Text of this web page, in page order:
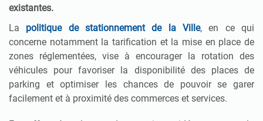
existantes.
La
politique de stationnement de la Ville, en ce qui
concerne notamment la tarification et la mise en place de
zones réglementées, vise à encourager la rotation des
véhicules pour favoriser la disponibilité des places de
parking et optimiser les chances de pouvoir se garer
facilement et à proximité des commerces et services.